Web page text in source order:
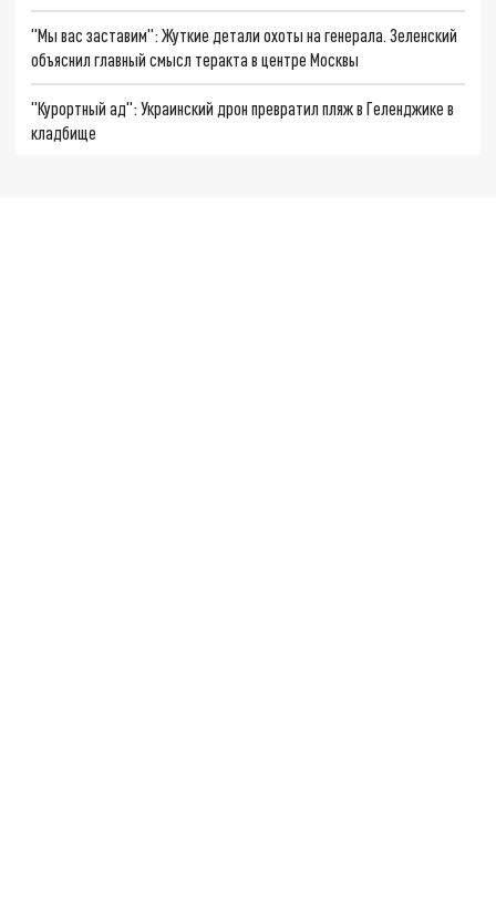
"Мы вас заставим": Жуткие детали охоты на генерала. Зеленский
объяснил главный смысл теракта в центре Москвы
"Курортный ад": Украинский дрон превратил пляж в Геленджике в
кладбище